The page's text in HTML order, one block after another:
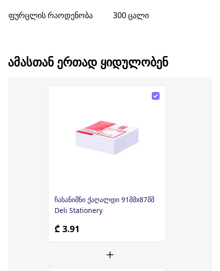
ფურცლის რაოდენობა 300 ცალი
ᲐᲛᲐᲡᲗᲐᲜ ᲔᲠᲗᲐᲓ ᲧᲘᲓᲣᲚᲝᲑᲔᲜ
ჩასანიშნი ქაღალდი 91მმx87მმ
Deli Stationery
₾ 3.91